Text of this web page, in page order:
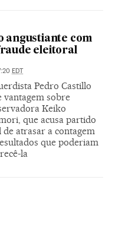
angustiante com
eleitoral
EDT
Pedro Castillo
vantagem sobre
Keiko
que acusa partido
de atrasar a contagem
que poderiam
la